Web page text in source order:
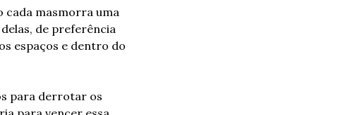
cada masmorra uma
de preferência
espaços e dentro do
para derrotar os